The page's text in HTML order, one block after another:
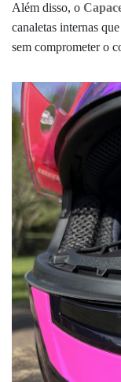
Além disso, o
canaletas internas
sem comprometer o